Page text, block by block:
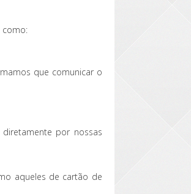
como:
que comunicar o
por nossas
aqueles de cartão de